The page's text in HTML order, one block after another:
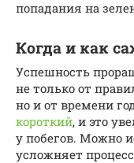
попадания на
Когда и как
Успешность
не только от
но и от времени
короткий, и это
у побегов. Можно
усложняет